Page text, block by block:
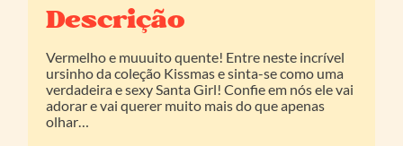
Descrição
Vermelho e muuuito quente! Entre neste incrível
ursinho da coleção Kissmas e sinta-se como uma
verdadeira e sexy Santa Girl! Confie em nós ele vai
adorar e vai querer muito mais do que apenas
olhar…